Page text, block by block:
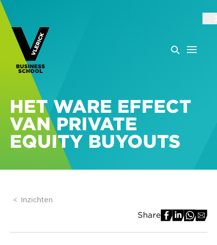
HET WARE EFFECT
VAN PRIVATE
EQUITY BUYOUTS
Inzichten
Share